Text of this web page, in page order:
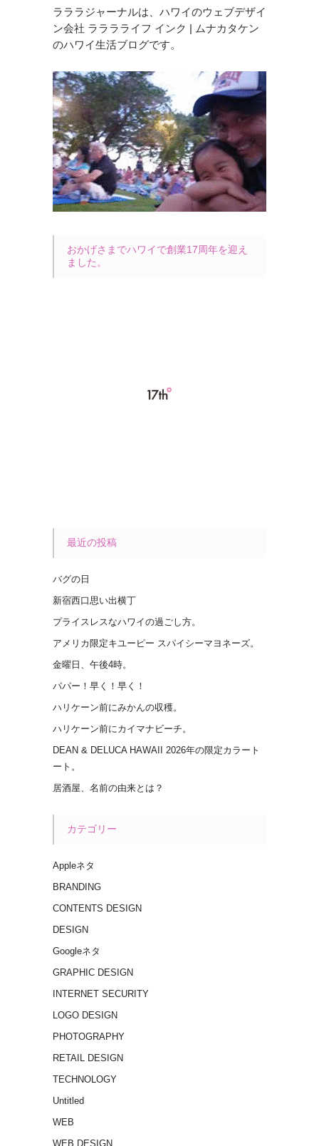
ラララジャーナルは、ハワイのウェブデザイ
ン会社 ラララライフ インク | ムナカタケン
のハワイ生活ブログです。
おかげさまでハワイで創業17周年を迎え
ました。
最近の投稿
バグの日
新宿西口思い出横丁
プライスレスなハワイの過ごし方。
アメリカ限定キユーピー スパイシーマヨネーズ。
金曜日、午後4時。
パパー！早く！早く！
ハリケーン前にみかんの収穫。
ハリケーン前にカイマナビーチ。
DEAN & DELUCA HAWAII 2026年の限定カラート
ート。
居酒屋、名前の由来とは？
カテゴリー
Appleネタ
BRANDING
CONTENTS DESIGN
DESIGN
Googleネタ
GRAPHIC DESIGN
INTERNET SECURITY
LOGO DESIGN
PHOTOGRAPHY
RETAIL DESIGN
TECHNOLOGY
Untitled
WEB
WEB DESIGN